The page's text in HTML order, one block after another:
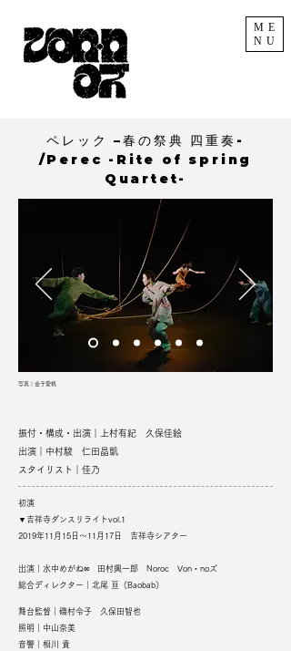
ME
NU
ペレック –春の祭典 四重奏-
/Perec -Rite of spring
Quartet-
​写真｜金子愛帆
振付・構成・出演｜上村有紀 久保佳絵
出演｜中村駿 仁田晶凱
スタイリスト｜佳乃
初演
▼吉祥寺ダンスリライトvol.1
2019年11月15日～11月17日 吉祥寺シアター
出演｜ 水中めがね∞ 田村興一郎 Noroc Von・noズ
総合ディレクター｜ 北尾 亘（Baobab）
舞台監督｜磯村令子 久保田智也
照明｜中山奈美
音響｜相川 貴